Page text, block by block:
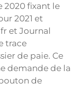
2020 fixant le
2021 et
et Journal
trace
de paie. Ce
demande de la
de